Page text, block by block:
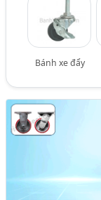
Bánh xe đẩy